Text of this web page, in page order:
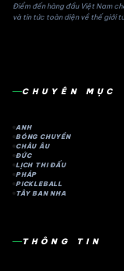
Điểm đến hàng đầu Việt Nam
và tin tức toàn diện về thế giới
CHUYÊN MỤC
ANH
BÓNG CHUYỀN
CHÂU ÂU
ĐỨC
LỊCH THI ĐẤU
PHÁP
PICKLEBALL
TÂY BAN NHA
THÔNG TIN